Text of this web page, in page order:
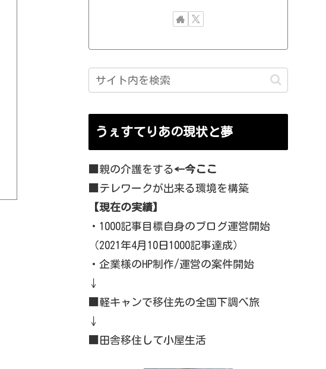
うぇすてりあの現状と夢
■親の介護をする←今ここ
■テレワークが出来る環境を構築
【現在の実績】
・1000記事目標自身のブログ運営開始
（2021年4月10日1000記事達成）
・企業様のHP制作/運営の案件開始
↓
■軽キャンで移住先の全国下調べ旅
↓
■田舎移住して小屋生活